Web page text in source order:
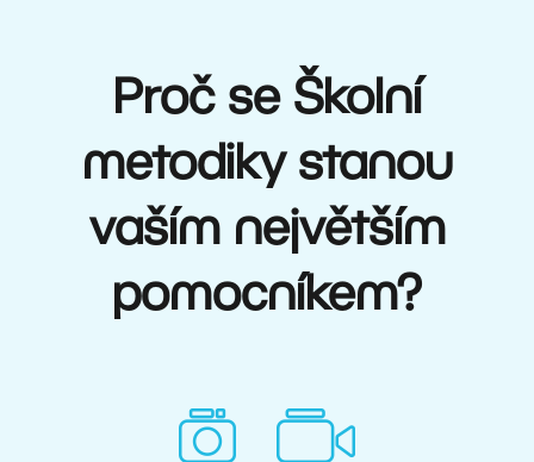
Proč se Školní
metodiky stanou
vaším největším
pomocníkem?